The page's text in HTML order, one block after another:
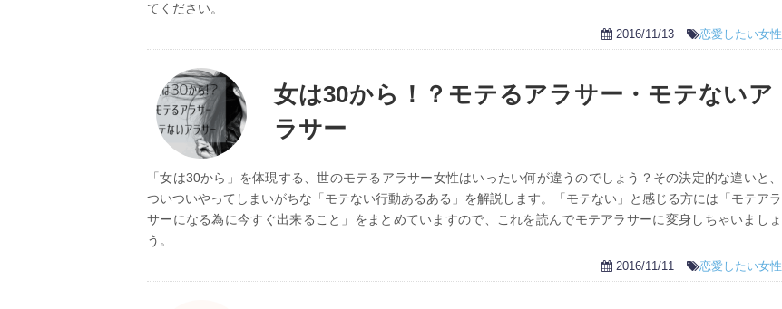
てください。
2016/11/13 恋愛したい女性
女は30から！？モテるアラサー・モテないア
ラサー
「女は30から」を体現する、世のモテるアラサー女性はいったい何が違うのでしょう？その決定的な違いと、
ついついやってしまいがちな「モテない行動あるある」を解説します。「モテない」と感じる方には「モテアラ
サーになる為に今すぐ出来ること」をまとめていますので、これを読んでモテアラサーに変身しちゃいましょ
う。
2016/11/11 恋愛したい女性